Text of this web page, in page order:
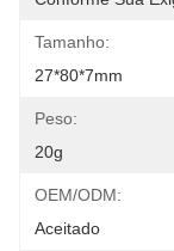
Tamanho:
27*80*7mm
Peso:
20g
OEM/ODM:
Aceitado